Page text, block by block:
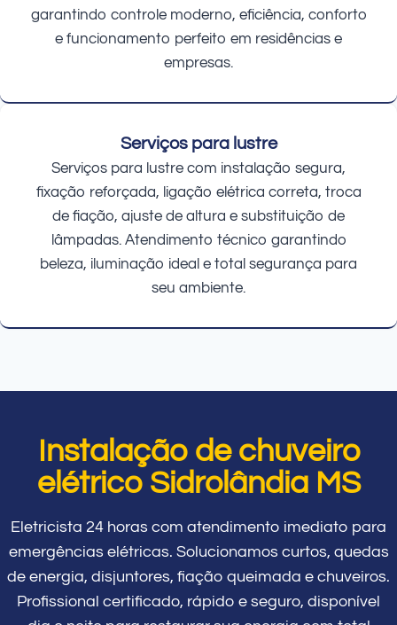
garantindo controle moderno, eficiência, conforto
e funcionamento perfeito em residências e
empresas.
Serviços para lustre
Serviços para lustre com instalação segura,
fixação reforçada, ligação elétrica correta, troca
de fiação, ajuste de altura e substituição de
lâmpadas. Atendimento técnico garantindo
beleza, iluminação ideal e total segurança para
seu ambiente.
Instalação de chuveiro
elétrico Sidrolândia MS
Eletricista 24 horas com atendimento imediato para
emergências elétricas. Solucionamos curtos, quedas
de energia, disjuntores, fiação queimada e chuveiros.
Profissional certificado, rápido e seguro, disponível